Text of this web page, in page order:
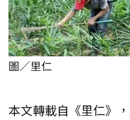
圖／里仁
本文轉載自《里仁》，